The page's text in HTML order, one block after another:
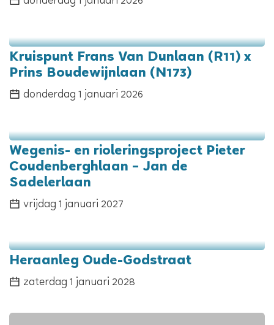
Kruispunt Frans Van Dunlaan (R11) x
Prins Boudewijnlaan (N173)
donderdag 1 januari 2026
Wegenis- en rioleringsproject Pieter
Coudenberghlaan – Jan de
Sadelerlaan
vrijdag 1 januari 2027
Heraanleg Oude-Godstraat
zaterdag 1 januari 2028